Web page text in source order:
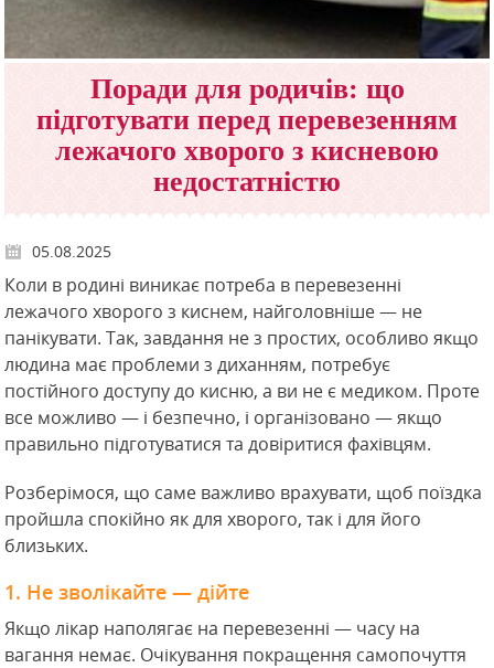
Поради для родичів: що
підготувати перед перевезенням
лежачого хворого з кисневою
недостатністю
05.08.2025
Коли в родині виникає потреба в перевезенні
лежачого хворого з киснем, найголовніше — не
панікувати. Так, завдання не з простих, особливо якщо
людина має проблеми з диханням, потребує
постійного доступу до кисню, а ви не є медиком. Проте
все можливо — і безпечно, і організовано — якщо
правильно підготуватися та довіритися фахівцям.
Розберімося, що саме важливо врахувати, щоб поїздка
пройшла спокійно як для хворого, так і для його
близьких.
1. Не зволікайте — дійте
Якщо лікар наполягає на перевезенні — часу на
вагання немає. Очікування покращення самопочуття